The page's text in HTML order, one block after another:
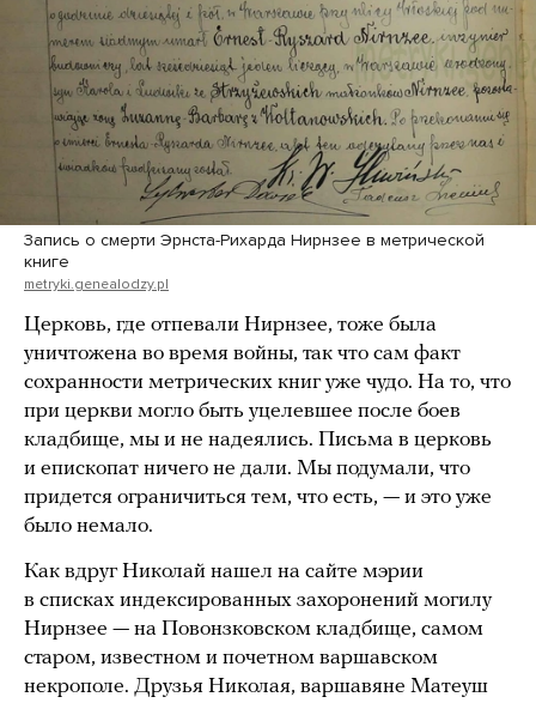
Запись о смерти Эрнста-Рихарда Нирнзее в метрической
книге
metryki.genealodzy.pl
Церковь, где отпевали Нирнзее, тоже была
уничтожена во время войны, так что сам факт
сохранности метрических книг уже чудо. На то, что
при церкви могло быть уцелевшее после боев
кладбище, мы и не надеялись. Письма в церковь
и епископат ничего не дали. Мы подумали, что
придется ограничиться тем, что есть, — и это уже
было немало.
Как вдруг Николай нашел на сайте мэрии
в списках индексированных захоронений могилу
Нирнзее — на Повонзковском кладбище, самом
старом, известном и почетном варшавском
некрополе. Друзья Николая, варшавяне Матеуш